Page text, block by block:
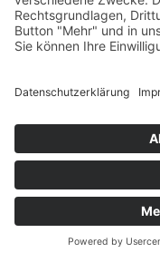
Wir sind nicht bereit